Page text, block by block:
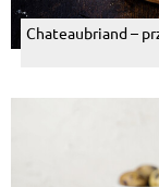
Chateaubriand –